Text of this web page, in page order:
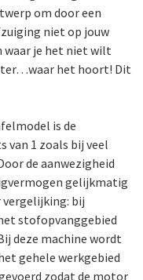
om door een
niet op jouw
waar je het niet wilt
het hoort! Dit
is de
van 1 zoals bij veel
de aanwezigheid
gelijkmatig
vergelijking: bij
stofopvanggebied
deze machine wordt
gehele werkgebied
zodat de motor